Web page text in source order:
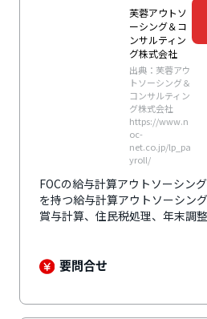
芙蓉アウトソ
ーシング＆コ
ンサルティン
グ株式会社
出典：芙蓉アウ
トソーシング＆
コンサルティン
グ株式会社
https://www.n
oc-
net.co.jp/lp_pa
yroll/
FOCの給与計算アウトソーシン
を持つ給与計算アウトソーシン
賞与計算、住民税処理、年末調
ナンバー管理など、幅広い業務
ド型の勤怠管理システムや人事
を提供し、労務関連業務を効率
要問合せ